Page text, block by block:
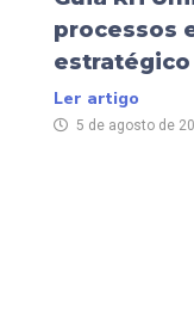
processos
estratégico
Ler artigo
5 de agosto de